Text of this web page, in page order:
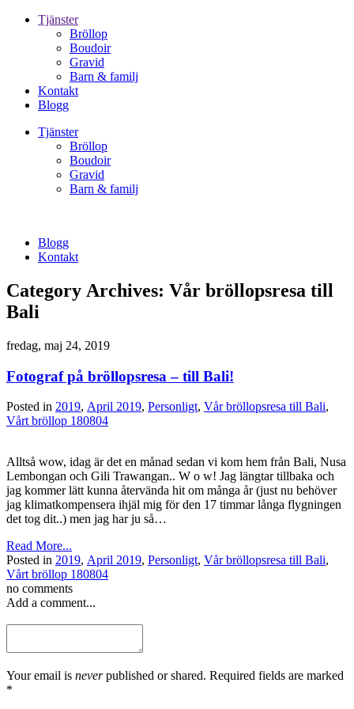
Tjänster
Bröllop
Boudoir
Gravid
Barn & familj
Kontakt
Blogg
Tjänster
Bröllop
Boudoir
Gravid
Barn & familj
Blogg
Kontakt
Category Archives: Vår bröllopsresa till
Bali
fredag, maj 24, 2019
Fotograf på bröllopsresa – till Bali!
Posted in 2019, April 2019, Personligt, Vår bröllopsresa till Bali,
Vårt bröllop 180804
Alltså wow, idag är det en månad sedan vi kom hem från Bali, Nusa
Lembongan och Gili Trawangan.. W o w! Jag längtar tillbaka och
jag kommer lätt kunna återvända hit om många år (just nu behöver
jag klimatkompensera ihjäl mig för den 17 timmar långa flygningen
det tog dit..) men jag har ju så…
Read More...
Posted in 2019, April 2019, Personligt, Vår bröllopsresa till Bali,
Vårt bröllop 180804
no comments
Add a comment...
Your email is neverpublished or shared. Required fields are marked
*